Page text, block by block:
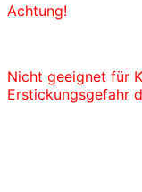
Achtung!
Nicht geeignet für
Erstickungsgefahr